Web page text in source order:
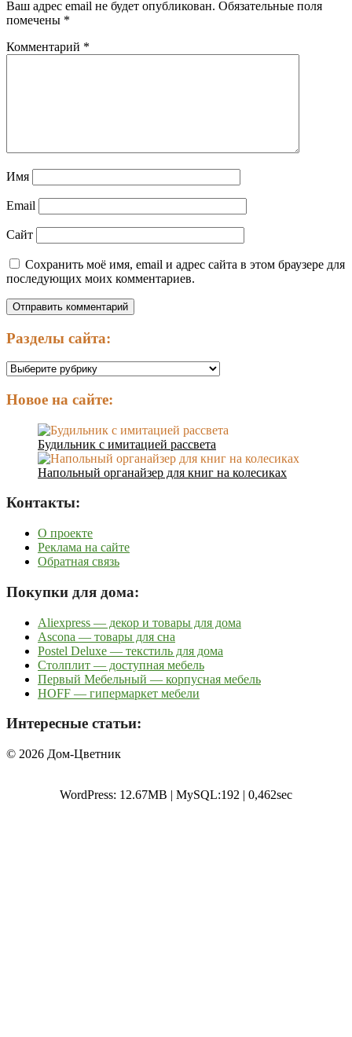
Ваш адрес email не будет опубликован. Обязательные поля
помечены *
Комментарий *
Имя
Email
Сайт
Сохранить моё имя, email и адрес сайта в этом браузере для
последующих моих комментариев.
Разделы сайта:
Разделы
Новое на сайте:
Будильник с имитацией рассвета
Напольный органайзер для книг на колесиках
Контакты:
О проекте
Реклама на сайте
Обратная связь
Покупки для дома:
Aliexpress — декор и товары для дома
Ascona — товары для сна
Postel Deluxe — текстиль для дома
Столплит — доступная мебель
Первый Мебельный — корпусная мебель
HOFF — гипермаркет мебели
Интересные статьи:
© 2026 Дом-Цветник
WordPress: 12.67MB | MySQL:192 | 0,462sec